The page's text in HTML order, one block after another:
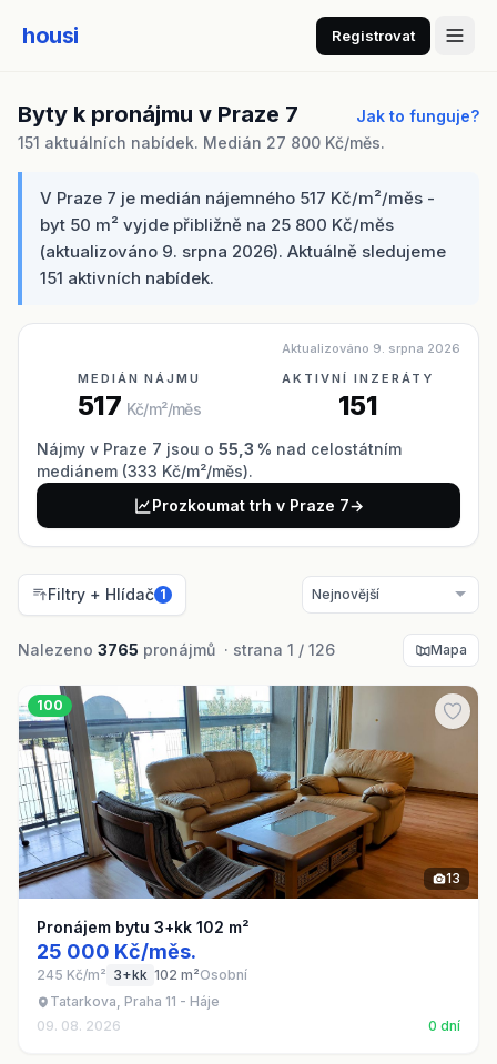
housi Registrovat
Byty k pronájmu v Praze 7
Jak to funguje?
151 aktuálních nabídek. Medián 27 800 Kč/měs.
V Praze 7 je medián nájemného 517 Kč/m²/měs -
byt 50 m² vyjde přibližně na 25 800 Kč/měs
(aktualizováno 9. srpna 2026). Aktuálně sledujeme
151 aktivních nabídek.
Aktualizováno 9. srpna 2026
MEDIÁN NÁJMU
517 Kč/m²/měs
AKTIVNÍ INZERÁTY
151
Nájmy v Praze 7 jsou o 55,3 % nad celostátním
mediánem (333 Kč/m²/měs).
Prozkoumat trh v Praze 7→
Filtry + Hlídač 1
Nalezeno 3765 pronájmů · strana 1 / 126 Mapa
100
13
Pronájem bytu 3+kk 102 m²
25 000 Kč/měs.
245 Kč/m² 3+kk 102 m²Osobní
Tatarkova, Praha 11 - Háje
09. 08. 2026
0 dní